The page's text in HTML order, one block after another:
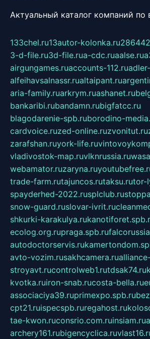
Актуальный каталог компаний по
133chel.ru13autor-kolonka.ru
3-d-file.ru3d-file.rua-cdc.ruaalse.ru
airgungames.ruaccounts-112.ru
alfeihavsalnassr.rualtaipant.ru
aria-family.ruarkrym.ruashanet.ru
bankaribi.rubandamn.rubigfatcc.ru
blagodarenie-spb.ruborodino-
cardvoice.ruzed-online.ruzvonitut.ru
zarafshan.ruyork-life.ru
vladivostok-map.ruvlknrussia.ru
webamator.ruzaryna.ru
trade-farm.rutajuncos.rutaksu.rutor-
spayderhed-2022.rusplclub.ru
snow-guard.ruslovar-ivrit.ru
shkurki-karakulya.ru
ecolog.org.rupraga.spb.ru
autodoctorservis.ru
avto-vozim.rusakhcamera.ru
stroyavt.rucontrolweb1.rutdsak74.ru
kvotka.ruiron-snab.rucosta-bella.ru
associaciya39.ruprimexpo.spb.ru
cpt21.ruispecspb.ruregahost.ru
tae-kwon.ruconsrio.com.ruinsiam.ru
archery161.rubigencyclica.ru